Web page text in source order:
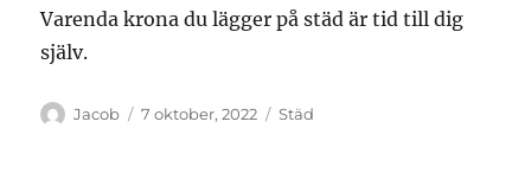
Varenda krona du lägger på städ är tid till dig
själv.
Författare
Jacob
Publicerat
7 oktober, 2022 Kategorier
Städ